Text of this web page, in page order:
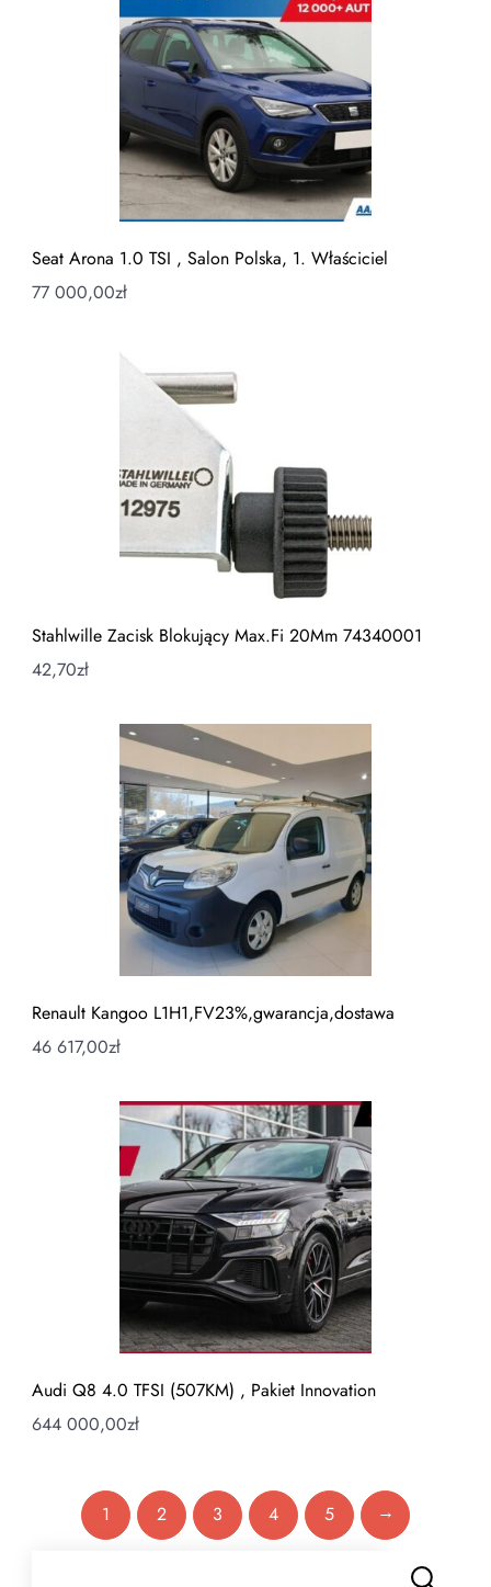
Seat Arona 1.0 TSI , Salon Polska, 1. Właściciel
77 000,00zł
Stahlwille Zacisk Blokujący Max.Fi 20Mm 74340001
42,70zł
Renault Kangoo L1H1,FV23%,gwarancja,dostawa
46 617,00zł
Audi Q8 4.0 TFSI (507KM) , Pakiet Innovation
644 000,00zł
1 2 3 4 5 →